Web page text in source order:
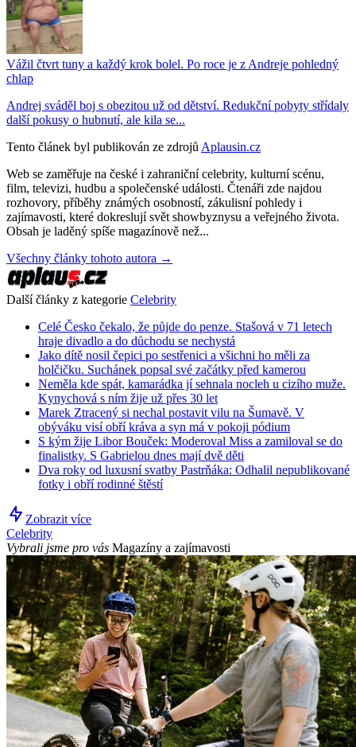
Vážil čtvrt tuny a každý krok bolel. Po roce je z Andreje pohledný
chlap
Andrej sváděl boj s obezitou už od dětství. Redukční pobyty střídaly
další pokusy o hubnutí, ale kila se...
Tento článek byl publikován ze zdrojů Aplausin.cz
Web se zaměřuje na české i zahraniční celebrity, kulturní scénu,
film, televizi, hudbu a společenské události. Čtenáři zde najdou
rozhovory, příběhy známých osobností, zákulisní pohledy i
zajímavosti, které dokreslují svět showbyznysu a veřejného života.
Obsah je laděný spíše magazínově než...
Všechny články tohoto autora →
Další články z kategorie Celebrity
Celé Česko čekalo, že půjde do penze. Stašová v 71 letech
hraje divadlo a do důchodu se nechystá
Jako dítě nosil čepici po sestřenici a všichni ho měli za
holčičku. Suchánek popsal své začátky před kamerou
Neměla kde spát, kamarádka jí sehnala nocleh u cizího muže.
Kynychová s ním žije už přes 30 let
Marek Ztracený si nechal postavit vilu na Šumavě. V
obýváku visí obří kráva a syn má v pokoji pódium
S kým žije Libor Bouček: Moderoval Miss a zamiloval se do
finalistky. S Gabrielou dnes mají dvě děti
Dva roky od luxusní svatby Pastrňáka: Odhalil nepublikované
fotky i obří rodinné štěstí
Zobrazit více
Celebrity
Vybrali jsme pro vás Magazíny a zajímavosti